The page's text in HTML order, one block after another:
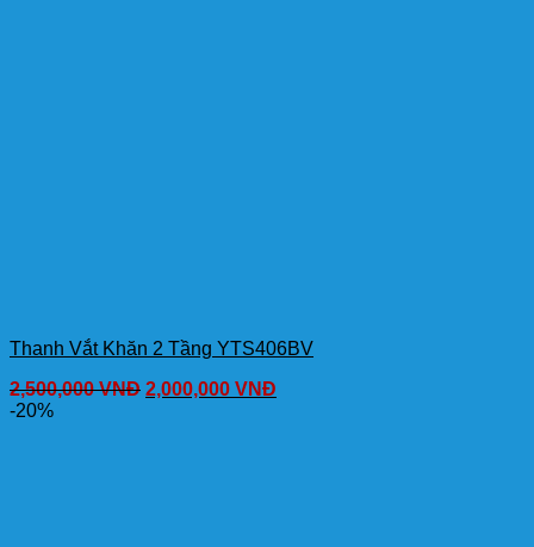
Thanh Vắt Khăn 2 Tầng YTS406BV
2,500,000VNĐ 2,000,000 VNĐ
-20%